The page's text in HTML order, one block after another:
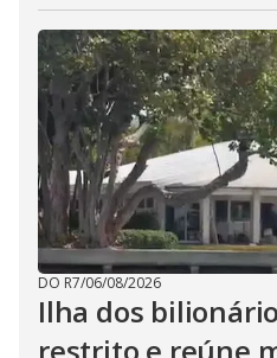
DO R7/06/08/2026
Ilha dos